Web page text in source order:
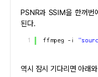
PSNR과 SSIM을 한꺼번에 보고 싶으면 아래와 같이 입력하면
된다.
1 ffmpeg -i
역시 잠시 기다리면 아래